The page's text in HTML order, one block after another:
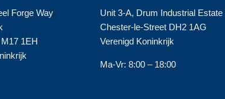
Forge Way
1EH
Unit 3-A, Drum Industrial Estate
Chester-le-Street DH2 1AG
Verenigd Koninkrijk
Ma-Vr: 8:00 – 18:00